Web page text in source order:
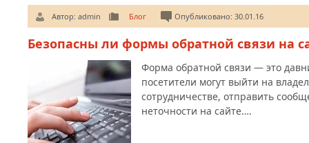
Автор: admin Блог Опубликовано: 30.01.16
Безопасны ли формы обратной связи на
Форма обратной связи — это
посетители могут выйти на
сотрудничестве, отправить
неточности на сайте….